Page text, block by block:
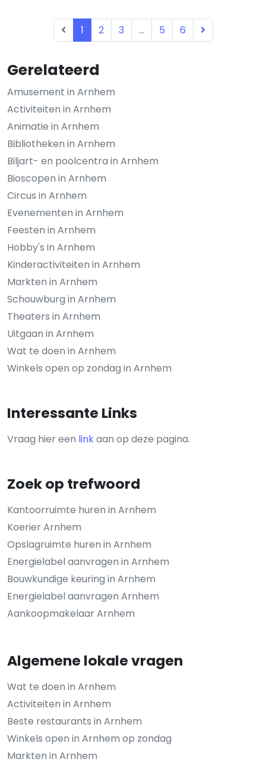
Gerelateerd
Amusement in Arnhem
Activiteiten in Arnhem
Animatie in Arnhem
Bibliotheken in Arnhem
Biljart- en poolcentra in Arnhem
Bioscopen in Arnhem
Circus in Arnhem
Evenementen in Arnhem
Feesten in Arnhem
Hobby's in Arnhem
Kinderactiviteiten in Arnhem
Markten in Arnhem
Schouwburg in Arnhem
Theaters in Arnhem
Uitgaan in Arnhem
Wat te doen in Arnhem
Winkels open op zondag in Arnhem
Interessante Links
Vraag hier een linkaan op deze pagina.
Zoek op trefwoord
Kantoorruimte huren in Arnhem
Koerier Arnhem
Opslagruimte huren in Arnhem
Energielabel aanvragen in Arnhem
Bouwkundige keuring in Arnhem
Energielabel aanvragen Arnhem
Aankoopmakelaar Arnhem
Algemene lokale vragen
Wat te doen in Arnhem
Activiteiten in Arnhem
Beste restaurants in Arnhem
Winkels open in Arnhem op zondag
Markten in Arnhem
1 2 3 ... 5 6